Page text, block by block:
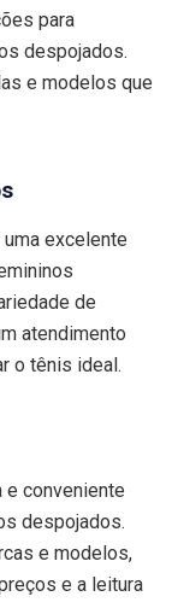
para
despojados.
e modelos que
uma excelente
de
atendimento
o tênis ideal.
e conveniente
despojados.
e modelos,
e a leitura